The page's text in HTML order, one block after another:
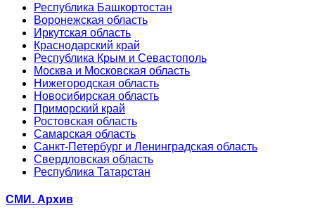
Республика Башкортостан
Воронежская область
Иркутская область
Краснодарский край
Республика Крым и Севастополь
Москва и Московская область
Нижегородская область
Новосибирская область
Приморский край
Ростовская область
Самарская область
Санкт-Петербург и Ленинградская область
Свердловская область
Республика Татарстан
СМИ. Архив